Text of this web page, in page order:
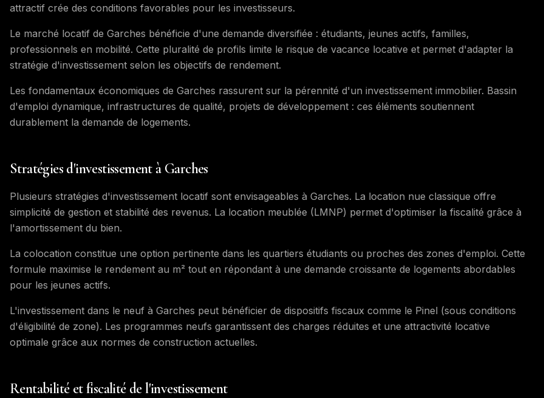
attractif crée des conditions favorables pour les investisseurs.
Le marché locatif de Garches bénéficie d'une demande diversifiée : étudiants, jeunes actifs, familles,
professionnels en mobilité. Cette pluralité de profils limite le risque de vacance locative et permet d'adapter la
stratégie d'investissement selon les objectifs de rendement.
Les fondamentaux économiques de Garches rassurent sur la pérennité d'un investissement immobilier. Bassin
d'emploi dynamique, infrastructures de qualité, projets de développement : ces éléments soutiennent
durablement la demande de logements.
Stratégies d'investissement à Garches
Plusieurs stratégies d'investissement locatif sont envisageables à Garches. La location nue classique offre
simplicité de gestion et stabilité des revenus. La location meublée (LMNP) permet d'optimiser la fiscalité grâce à
l'amortissement du bien.
La colocation constitue une option pertinente dans les quartiers étudiants ou proches des zones d'emploi. Cette
formule maximise le rendement au m² tout en répondant à une demande croissante de logements abordables
pour les jeunes actifs.
L'investissement dans le neuf à Garches peut bénéficier de dispositifs fiscaux comme le Pinel (sous conditions
d'éligibilité de zone). Les programmes neufs garantissent des charges réduites et une attractivité locative
optimale grâce aux normes de construction actuelles.
Rentabilité et fiscalité de l'investissement